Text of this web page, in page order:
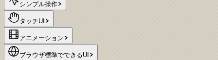
シンプル操作
タッチUI
アニメーション
ブラウザ標準でできるUI